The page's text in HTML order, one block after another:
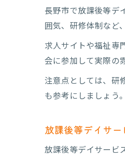
長野市で放課後等デ
囲気、研修体制など
求人サイトや福祉専
会に参加して実際の
注意点としては、研
も参考にしましょう。
放課後等デイサ
放課後等デイサービ